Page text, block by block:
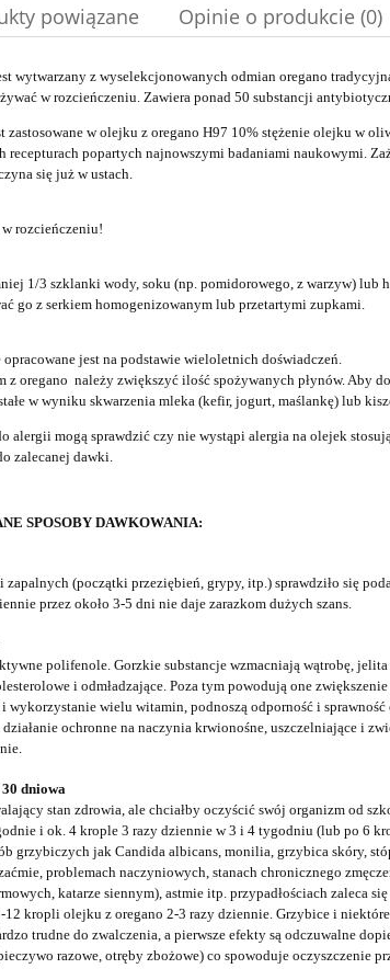
powiązane Opinie o produkcie (0)
wytwarzany z wyselekcjonowanych odmian oregano
w rozcieńczeniu. Zawiera ponad 50 substancji
zastosowane w olejku z oregano H97 10% stężenie olejku w
recepturach popartych najnowszymi badaniami naukowymi.
się już w ustach.
rozcieńczeniu!
1/3 szklanki wody, soku (np. pomidorowego, z warzyw) lub
go z serkiem homogenizowanym lub przetartymi zupkami.
jest na podstawie wieloletnich doświadczeń.
z oregano należy zwiększyć ilość spożywanych płynów. Aby
w wyniku skwarzenia mleka (kefir, jogurt, maślankę) lub
alergii mogą sprawdzić czy nie wystąpi alergia na olejek
zalecanej dawki.
SPOSOBY DAWKOWANIA:
(początki przeziębień, grypy, itp.) sprawdziło się
przez około 3-5 dni nie daje zarazkom dużych szans.
polifenole. Gorzkie substancje wzmacniają wątrobę,
i odmładzające. Poza tym powodują one
wykorzystanie wielu witamin, podnoszą odporność i
ochronne na naczynia krwionośne, uszczelniające i
dniowa
stan zdrowia, ale chciałby oczyścić swój organizm od
i ok. 4 krople 3 razy dziennie w 3 i 4 tygodniu (lub po 6
grzybiczych jak Candida albicans, monilia, grzybica skóry,
problemach naczyniowych, stanach chronicznego
katarze siennym), astmie itp. przypadłościach zaleca
kropli olejku z oregano 2-3 razy dziennie. Grzybice i
trudne do zwalczenia, a pierwsze efekty są odczuwalne
razowe, otręby zbożowe) co spowoduje oczyszczenie